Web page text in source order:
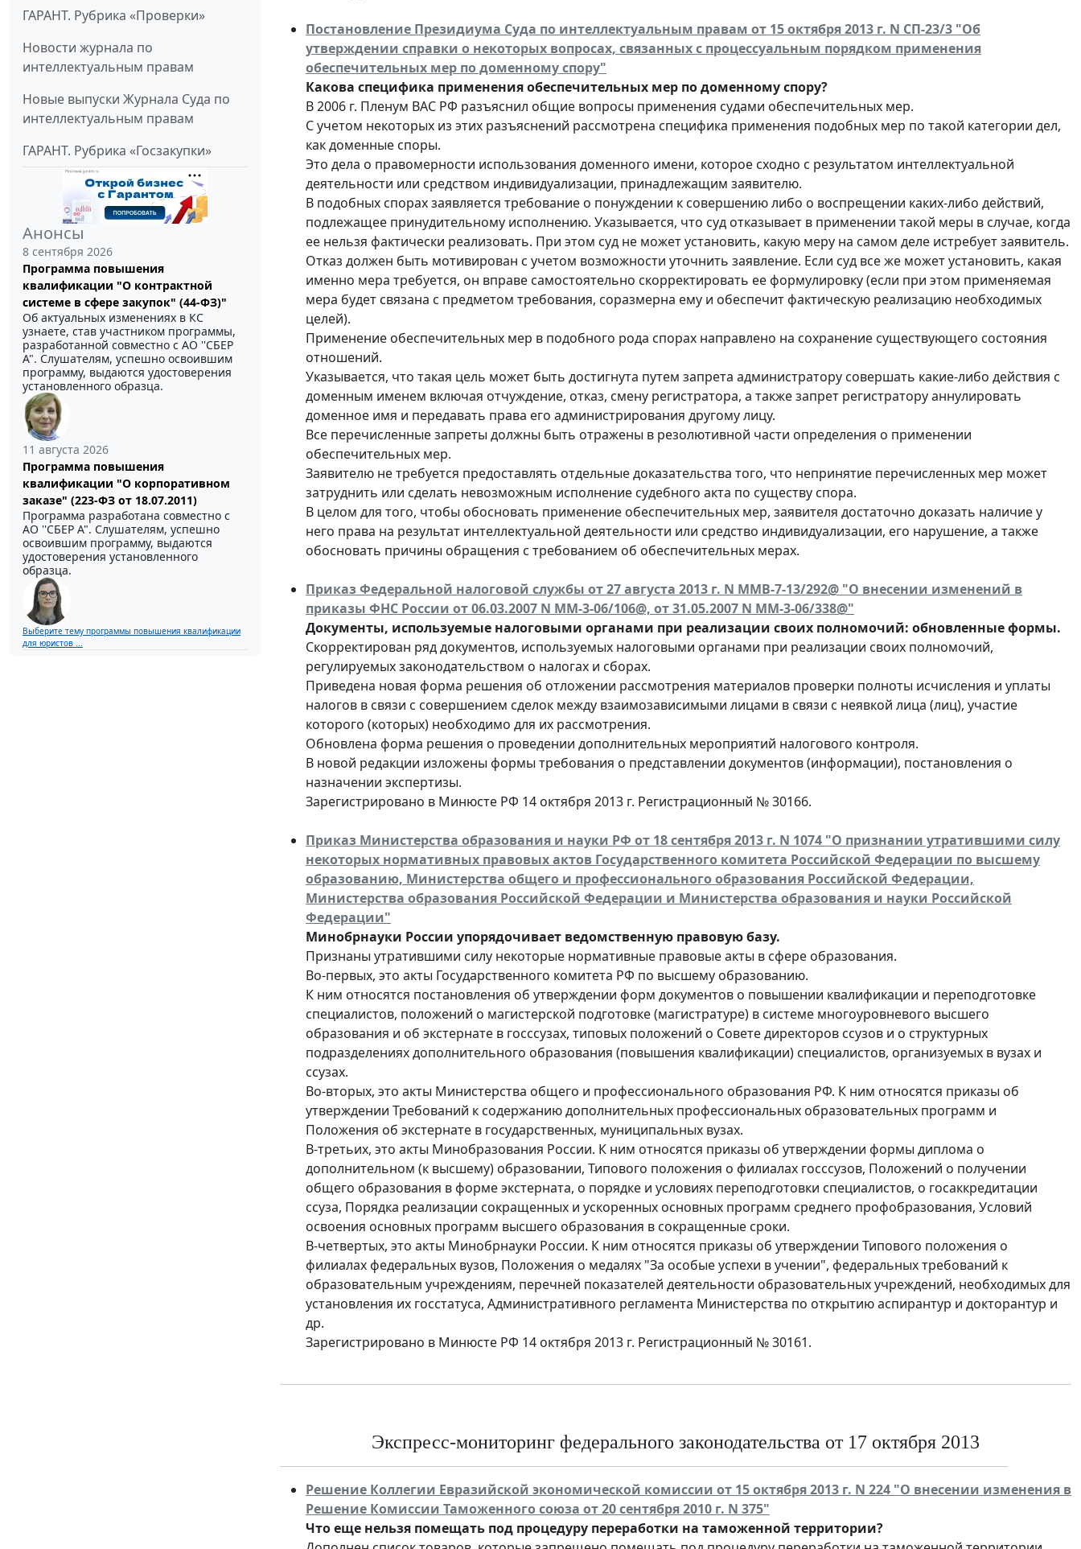
ГАРАНТ. Рубрика «Проверки»
Новости журнала по
интеллектуальным правам
Новые выпуски Журнала Суда по
интеллектуальным правам
ГАРАНТ. Рубрика «Госзакупки»
Анонсы
8 сентября 2026
Программа повышения
квалификации "О контрактной
системе в сфере закупок" (44-ФЗ)"
Об актуальных изменениях в КС
узнаете, став участником программы,
разработанной совместно с АО ''СБЕР
А". Слушателям, успешно освоившим
программу, выдаются удостоверения
установленного образца.
11 августа 2026
Программа повышения
квалификации "О корпоративном
заказе" (223-ФЗ от 18.07.2011)
Программа разработана совместно с
АО ''СБЕР А". Слушателям, успешно
освоившим программу, выдаются
удостоверения установленного
образца.
Выберите тему программы повышения квалификации
для юристов ...
Постановление Президиума Суда по интеллектуальным правам от 15 октября 2013 г. N СП-23/3 "Об
утверждении справки о некоторых вопросах, связанных с процессуальным порядком применения
обеспечительных мер по доменному спору"
Какова специфика применения обеспечительных мер по доменному спору?
В 2006 г. Пленум ВАС РФ разъяснил общие вопросы применения судами обеспечительных мер.
С учетом некоторых из этих разъяснений рассмотрена специфика применения подобных мер по такой категории дел,
как доменные споры.
Это дела о правомерности использования доменного имени, которое сходно с результатом интеллектуальной
деятельности или средством индивидуализации, принадлежащим заявителю.
В подобных спорах заявляется требование о понуждении к совершению либо о воспрещении каких-либо действий,
подлежащее принудительному исполнению. Указывается, что суд отказывает в применении такой меры в случае, когда
ее нельзя фактически реализовать. При этом суд не может установить, какую меру на самом деле истребует заявитель.
Отказ должен быть мотивирован с учетом возможности уточнить заявление. Если суд все же может установить, какая
именно мера требуется, он вправе самостоятельно скорректировать ее формулировку (если при этом применяемая
мера будет связана с предметом требования, соразмерна ему и обеспечит фактическую реализацию необходимых
целей).
Применение обеспечительных мер в подобного рода спорах направлено на сохранение существующего состояния
отношений.
Указывается, что такая цель может быть достигнута путем запрета администратору совершать какие-либо действия с
доменным именем включая отчуждение, отказ, смену регистратора, а также запрет регистратору аннулировать
доменное имя и передавать права его администрирования другому лицу.
Все перечисленные запреты должны быть отражены в резолютивной части определения о применении
обеспечительных мер.
Заявителю не требуется предоставлять отдельные доказательства того, что непринятие перечисленных мер может
затруднить или сделать невозможным исполнение судебного акта по существу спора.
В целом для того, чтобы обосновать применение обеспечительных мер, заявителя достаточно доказать наличие у
него права на результат интеллектуальной деятельности или средство индивидуализации, его нарушение, а также
обосновать причины обращения с требованием об обеспечительных мерах.
Приказ Федеральной налоговой службы от 27 августа 2013 г. N ММВ-7-13/292@ "О внесении изменений в
приказы ФНС России от 06.03.2007 N ММ-3-06/106@, от 31.05.2007 N ММ-3-06/338@"
Документы, используемые налоговыми органами при реализации своих полномочий: обновленные формы.
Скорректирован ряд документов, используемых налоговыми органами при реализации своих полномочий,
регулируемых законодательством о налогах и сборах.
Приведена новая форма решения об отложении рассмотрения материалов проверки полноты исчисления и уплаты
налогов в связи с совершением сделок между взаимозависимыми лицами в связи с неявкой лица (лиц), участие
которого (которых) необходимо для их рассмотрения.
Обновлена форма решения о проведении дополнительных мероприятий налогового контроля.
В новой редакции изложены формы требования о представлении документов (информации), постановления о
назначении экспертизы.
Зарегистрировано в Минюсте РФ 14 октября 2013 г. Регистрационный № 30166.
Приказ Министерства образования и науки РФ от 18 сентября 2013 г. N 1074 "О признании утратившими силу
некоторых нормативных правовых актов Государственного комитета Российской Федерации по высшему
образованию, Министерства общего и профессионального образования Российской Федерации,
Министерства образования Российской Федерации и Министерства образования и науки Российской
Федерации"
Минобрнауки России упорядочивает ведомственную правовую базу.
Признаны утратившими силу некоторые нормативные правовые акты в сфере образования.
Во-первых, это акты Государственного комитета РФ по высшему образованию.
К ним относятся постановления об утверждении форм документов о повышении квалификации и переподготовке
специалистов, положений о магистерской подготовке (магистратуре) в системе многоуровневого высшего
образования и об экстернате в госссузах, типовых положений о Совете директоров ссузов и о структурных
подразделениях дополнительного образования (повышения квалификации) специалистов, организуемых в вузах и
ссузах.
Во-вторых, это акты Министерства общего и профессионального образования РФ. К ним относятся приказы об
утверждении Требований к содержанию дополнительных профессиональных образовательных программ и
Положения об экстернате в государственных, муниципальных вузах.
В-третьих, это акты Минобразования России. К ним относятся приказы об утверждении формы диплома о
дополнительном (к высшему) образовании, Типового положения о филиалах госссузов, Положений о получении
общего образования в форме экстерната, о порядке и условиях переподготовки специалистов, о госаккредитации
ссуза, Порядка реализации сокращенных и ускоренных основных программ среднего профобразования, Условий
освоения основных программ высшего образования в сокращенные сроки.
В-четвертых, это акты Минобрнауки России. К ним относятся приказы об утверждении Типового положения о
филиалах федеральных вузов, Положения о медалях "За особые успехи в учении", федеральных требований к
образовательным учреждениям, перечней показателей деятельности образовательных учреждений, необходимых для
установления их госстатуса, Административного регламента Министерства по открытию аспирантур и докторантур и
др.
Зарегистрировано в Минюсте РФ 14 октября 2013 г. Регистрационный № 30161.
Экспресс-мониторинг федерального законодательства от 17 октября 2013
Решение Коллегии Евразийской экономической комиссии от 15 октября 2013 г. N 224 "О внесении изменения в
Решение Комиссии Таможенного союза от 20 сентября 2010 г. N 375"
Что еще нельзя помещать под процедуру переработки на таможенной территории?